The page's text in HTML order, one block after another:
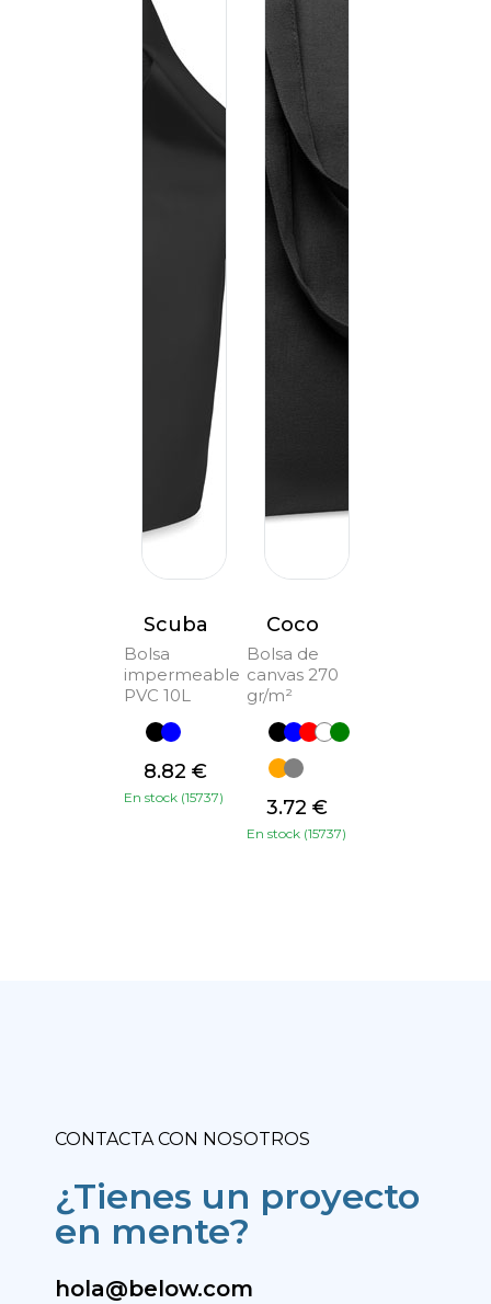
Scuba
Bolsa
impermeable
PVC 10L
8.82 €
En stock (15737)
Coco
Bolsa de
canvas 270
gr/m²
3.72 €
En stock (15737)
CONTACTA CON NOSOTROS
¿Tienes un proyecto
en mente?
hola@below.com